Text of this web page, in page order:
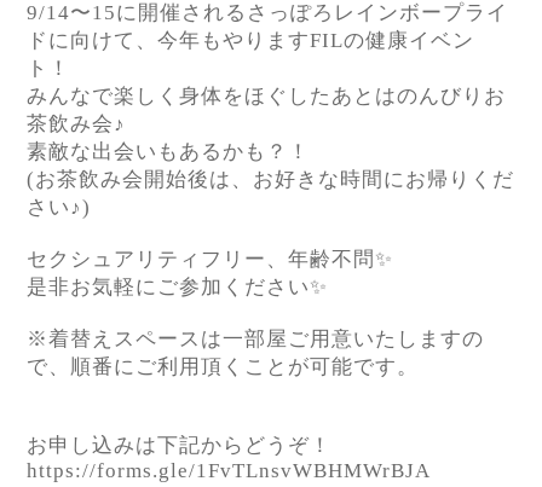
9/14〜15に開催されるさっぽろレインボープライ
ドに向けて、今年もやりますFILの健康イベン
ト！
みんなで楽しく身体をほぐしたあとはのんびりお
茶飲み会♪
素敵な出会いもあるかも？！
(お茶飲み会開始後は、お好きな時間にお帰りくだ
さい♪)
セクシュアリティフリー、年齢不問✨
是非お気軽にご参加ください✨
※着替えスペースは一部屋ご用意いたしますの
で、順番にご利用頂くことが可能です。
お申し込みは下記からどうぞ！
https://forms.gle/1FvTLnsvWBHMWrBJA